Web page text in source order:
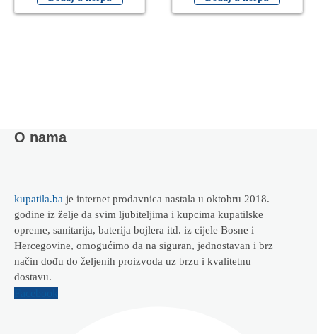
O nama
kupatila.ba je internet prodavnica nastala u oktobru 2018.
godine iz želje da svim ljubiteljima i kupcima kupatilske
opreme, sanitarija, baterija bojlera itd. iz cijele Bosne i
Hercegovine, omogućimo da na siguran, jednostavan i brz
način dođu do željenih proizvoda uz brzu i kvalitetnu
dostavu.